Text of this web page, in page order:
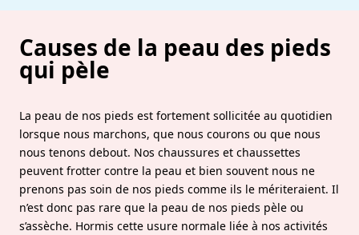
Causes de la peau des pieds
qui pèle
La peau de nos pieds est fortement sollicitée au quotidien
lorsque nous marchons, que nous courons ou que nous
nous tenons debout. Nos chaussures et chaussettes
peuvent frotter contre la peau et bien souvent nous ne
prenons pas soin de nos pieds comme ils le mériteraient. Il
n’est donc pas rare que la peau de nos pieds pèle ou
s’assèche. Hormis cette usure normale liée à nos activités